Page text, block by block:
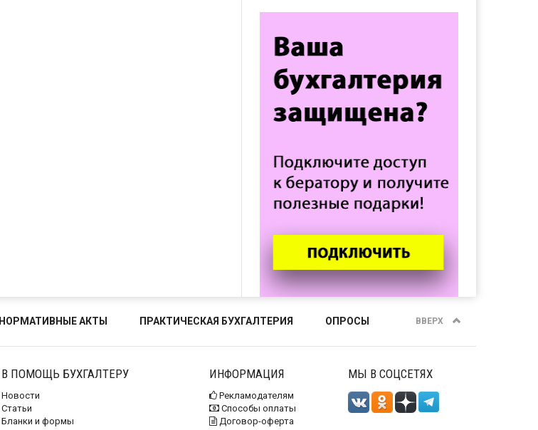
НОРМАТИВНЫЕ АКТЫ ПРАКТИЧЕСКАЯ БУХГАЛТЕРИЯ ОПРОСЫ ВВЕРХ
В ПОМОЩЬ БУХГАЛТЕРУ
Новости
Статьи
Бланки и формы
ИНФОРМАЦИЯ
Рекламодателям
Способы оплаты
Договор-оферта
МЫ В СОЦСЕТЯХ